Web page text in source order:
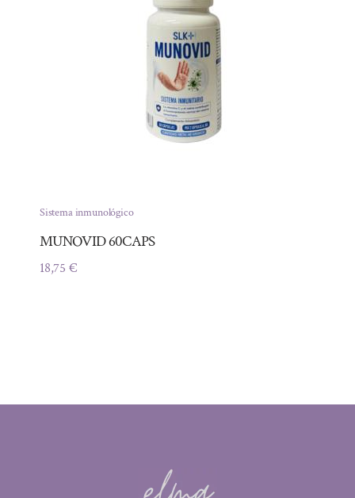
Sistema inmunológico
MUNOVID 60CAPS
18,75 €